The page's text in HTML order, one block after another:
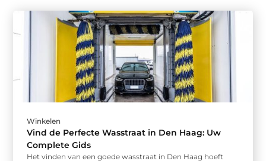
Winkelen
Vind de Perfecte Wasstraat in Den Haag: Uw
Complete Gids
Het vinden van een goede wasstraat in Den Haag hoeft